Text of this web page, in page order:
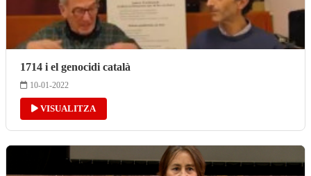
1714 i el genocidi català
10-01-2022
VISUALITZA